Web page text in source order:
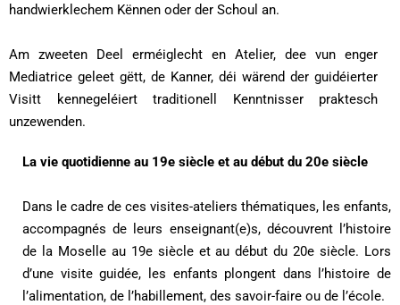
handwierklechem Kënnen oder der Schoul an.
Am zweeten Deel erméiglecht en Atelier, dee vun enger
Mediatrice geleet gëtt, de Kanner, déi wärend der guidéierter
Visitt kennegeléiert traditionell Kenntnisser praktesch
unzewenden.
La vie quotidienne au 19e siècle et au début du 20e siècle
Dans le cadre de ces visites-ateliers thématiques, les enfants,
accompagnés de leurs enseignant(e)s, découvrent l’histoire
de la Moselle au 19e siècle et au début du 20e siècle. Lors
d’une visite guidée, les enfants plongent dans l’histoire de
l’alimentation, de l’habillement, des savoir-faire ou de l’école.